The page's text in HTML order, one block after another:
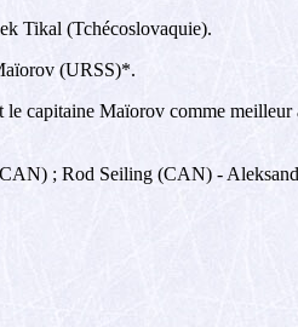
Tikal (Tchécoslovaquie).
(URSS)*.
capitaine Maïorov comme meilleur
; Rod Seiling (CAN) -